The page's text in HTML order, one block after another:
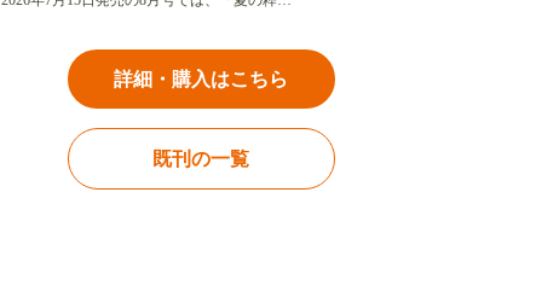
詳細・購入はこちら
既刊の一覧